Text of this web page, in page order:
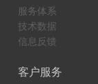
服务体系
技术数据
信息反馈
客户服务